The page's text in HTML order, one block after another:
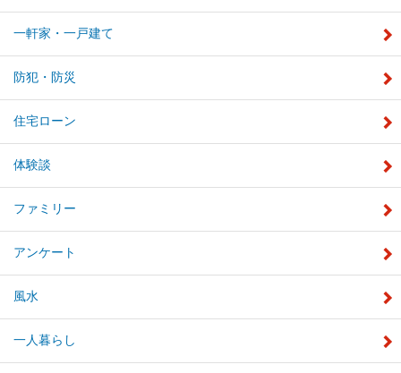
一軒家・一戸建て
防犯・防災
住宅ローン
体験談
ファミリー
アンケート
風水
一人暮らし